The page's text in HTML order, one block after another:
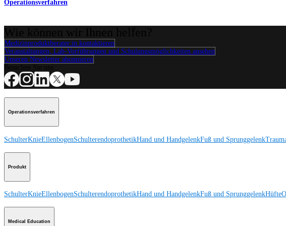
Operationsverfahren
Medizinproduktberater:in kontaktieren
Veranstaltungen, Lab-Vorführungen und Schulungsmöglichkeiten ansehen
Unseren Newsletter abonnieren
Operationsverfahren
SchulterKnieEllenbogenSchulterendoprothetikHand und HandgelenkFuß und Sprunggelenk
Produkt
SchulterKnieEllenbogenSchulterendoprothetikHand und HandgelenkFuß und SprunggelenkHüfte
Medical Education